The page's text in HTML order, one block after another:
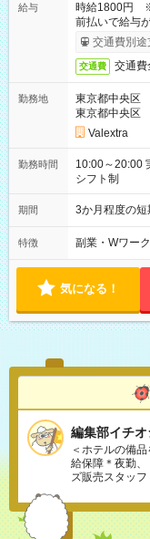
給与
時給1800円 ※
前払いで給与
交通費別途
交通費 交通費
勤務地
東京都中央区
東京都中央区
Valextra
勤務時間
10:00～20:00 実働7.5時間／休憩1.5時間 営業時間に合わせた
シフト制
期間 3か月程度の
特徴 副業・Wワー
気になる！
編集部イチオ
＜ホテルの備
給保障＊夜勤
ズ販売スタッフ